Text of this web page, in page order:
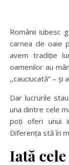
Românii iubesc grătarul, dar puțini stăpânesc cu adevărat
carnea de oaie
avem tradiție
oamenilor au
,,cauciucată” – și
Dar lucrurile
una dintre cele
poți oferi unui
Diferența stă în
Iată